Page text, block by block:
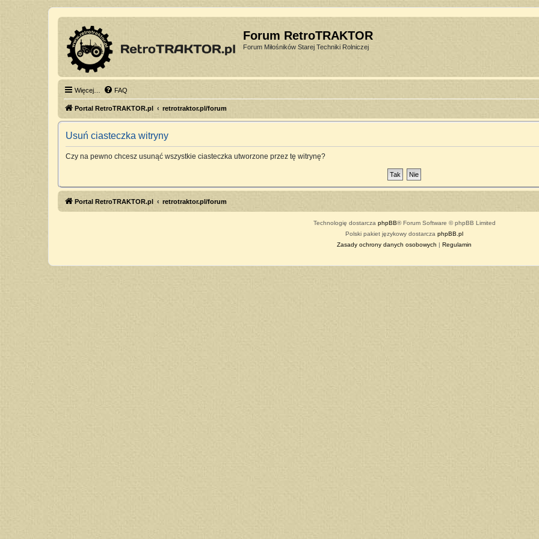
Forum RetroTRAKTOR
Forum Miłośników Starej Techniki Rolniczej
Więcej… FAQ
Portal RetroTRAKTOR.pl retrotraktor.pl/forum
Usuń ciasteczka witryny
Czy na pewno chcesz usunąć wszystkie ciasteczka utworzone przez tę witrynę?
Portal RetroTRAKTOR.pl retrotraktor.pl/forum
Technologię dostarcza phpBB® Forum Software © phpBB Limited
Polski pakiet językowy dostarcza phpBB.pl
Zasady ochrony danych osobowych | Regulamin